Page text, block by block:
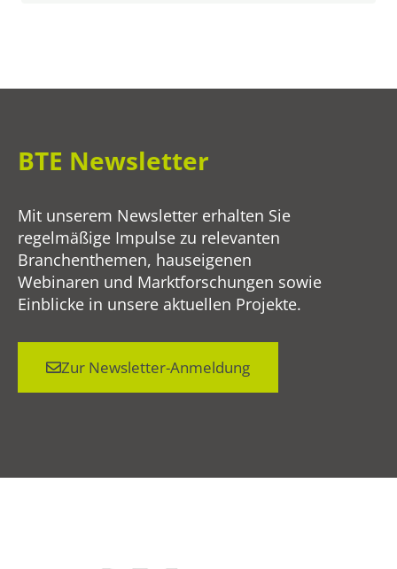
BTE Newsletter
Mit unserem Newsletter erhalten Sie
regelmäßige Impulse zu relevanten
Branchenthemen, hauseigenen
Webinaren und Marktforschungen sowie
Einblicke in unsere aktuellen Projekte.
Zur Newsletter-Anmeldung